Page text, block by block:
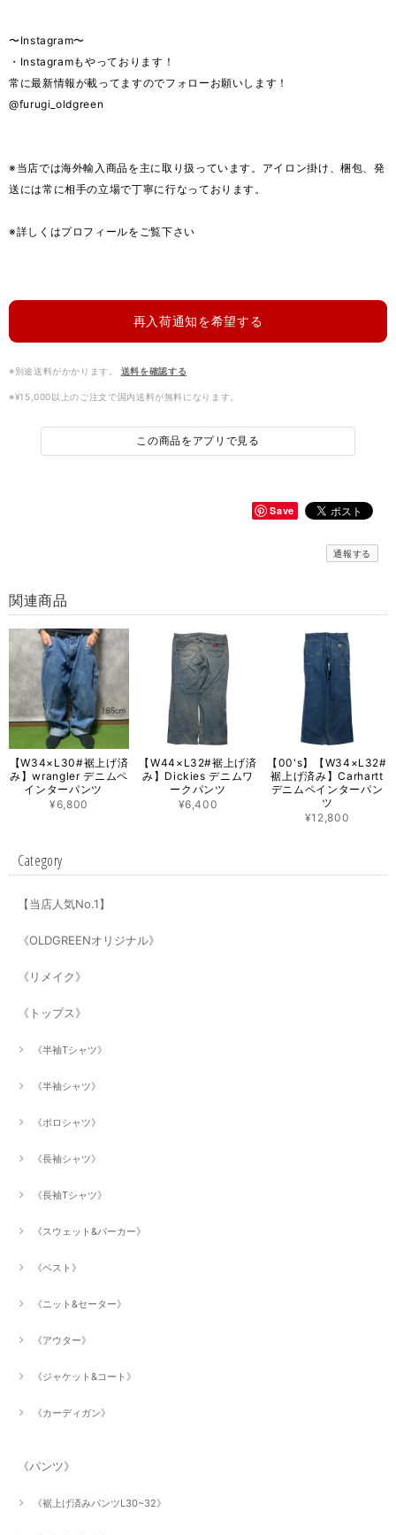
〜Instagram〜
・Instagramもやっております！
常に最新情報が載ってますのでフォローお願いします！
@furugi_oldgreen
※当店では海外輸入商品を主に取り扱っています。アイロン掛け、梱包、発
送には常に相手の立場で丁寧に行なっております。
※詳しくはプロフィールをご覧下さい
再入荷通知を希望する
※別途送料がかかります。 送料を確認する
※¥15,000以上のご注文で国内送料が無料になります。
この商品をアプリで見る
Save
通報する
関連商品
【W34×L30#裾上げ済
み】wrangler デニムペ
インターパンツ
¥6,800
【W44×L32#裾上げ済
み】Dickies デニムワ
ークパンツ
¥6,400
【00's】【W34×L32#
裾上げ済み】Carhartt
デニムペインターパン
ツ
¥12,800
Category
【当店人気No.1】
《OLDGREENオリジナル》
《リメイク》
《トップス》
《半袖Tシャツ》
《半袖シャツ》
《ポロシャツ》
《長袖シャツ》
《長袖Tシャツ》
《スウェット&パーカー》
《ベスト》
《ニット&セーター》
《アウター》
《ジャケット&コート》
《カーディガン》
《パンツ》
《裾上げ済みパンツL30~32》